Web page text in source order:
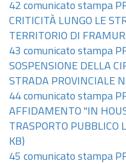
42 comunicato stampa
CRITICITÀ LUNGO LE
TERRITORIO DI
43 comunicato stampa
SOSPENSIONE DELLA
STRADA PROVINCIALE
44 comunicato stampa
AFFIDAMENTO "IN
TRASPORTO PUBBLICO
KB)
45 comunicato stampa